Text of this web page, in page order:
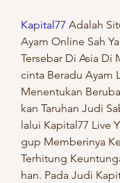
Ka­pi­ta­l77 Ada­lah
Ayam On­li­ne Sah
Ter­se­bar Di Asia Di
cin­ta Be­ra­du Ayam
Me­nen­tu­kan
kan Ta­ru­han Judi
la­lui Ka­pi­ta­l77 Live
gup Mem­be­ri­nya
Te­rhi­tung
han. Pada Judi